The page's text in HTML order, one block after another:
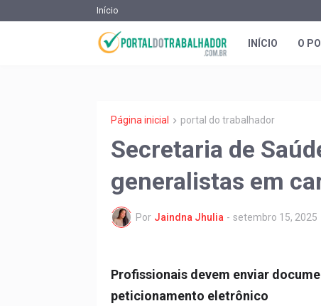
Início
INÍCIO O
Página inicial portal do trabalhador
Secretaria de
generalistas em
Por Jaindna Jhulia - setembro 15, 2025
Profissionais devem enviar
peticionamento eletrônico